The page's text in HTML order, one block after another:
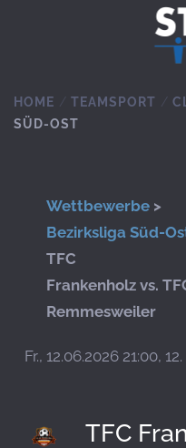
Zum Hauptinhalt
HOME TEAMSPORT
SÜD-OST
Wettbewerbe >
Bezirksliga Süd-
TFC
Frankenholz vs.
Remmesweiler
Fr., 12.06.2026 21:00,
TFC